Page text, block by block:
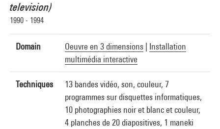
television)
1990 - 1994
Domain Oeuvre en 3 dimensions
Installation
multimédia interactive
Techniques
13 bandes vidéo, son, couleur, 7
programmes sur disquettes informatiques,
10 photographies noir et blanc et couleur,
4 planches de 20 diapositives, 1 maneki